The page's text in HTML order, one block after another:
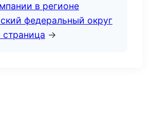
в регионе
федеральный округ
страница →